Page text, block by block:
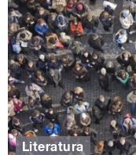
Literatura